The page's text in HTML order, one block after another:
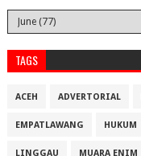
TAGS
ACEH ADVERTORIAL
EMPATLAWANG HUKUM
LINGGAU MUARA ENIM